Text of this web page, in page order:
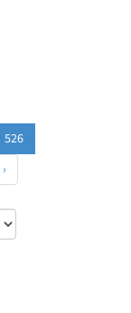
526
›